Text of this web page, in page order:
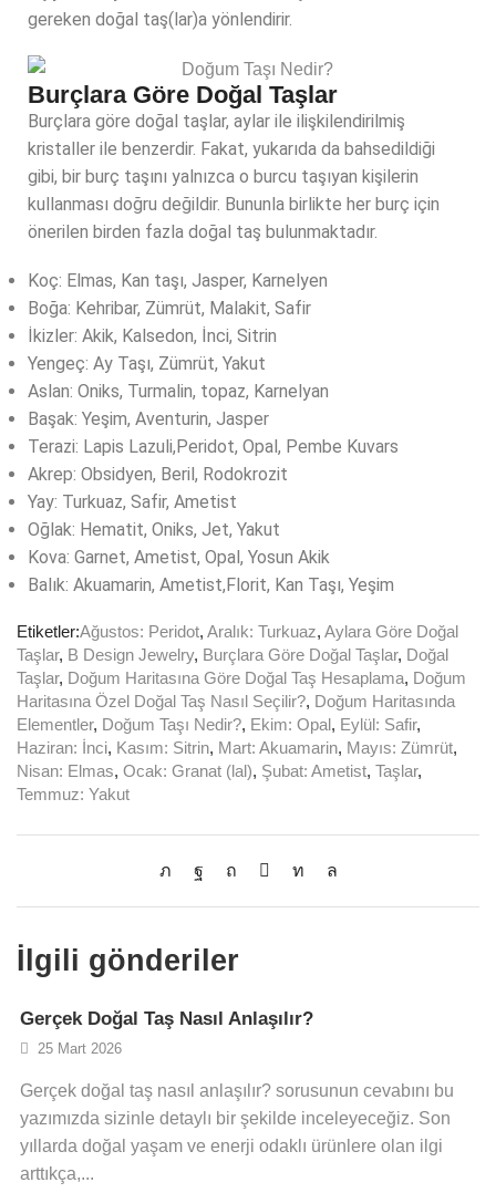
gereken doğal taş(lar)a yönlendirir.
Burçlara Göre Doğal Taşlar
Burçlara göre doğal taşlar, aylar ile ilişkilendirilmiş
kristaller ile benzerdir. Fakat, yukarıda da bahsedildiği
gibi, bir burç taşını yalnızca o burcu taşıyan kişilerin
kullanması doğru değildir. Bununla birlikte her burç için
önerilen birden fazla doğal taş bulunmaktadır.
Koç: Elmas, Kan taşı, Jasper, Karnelyen
Boğa: Kehribar, Zümrüt, Malakit, Safir
İkizler: Akik, Kalsedon, İnci, Sitrin
Yengeç: Ay Taşı, Zümrüt, Yakut
Aslan: Oniks, Turmalin, topaz, Karnelyan
Başak: Yeşim, Aventurin, Jasper
Terazi: Lapis Lazuli,Peridot, Opal, Pembe Kuvars
Akrep: Obsidyen, Beril, Rodokrozit
Yay: Turkuaz, Safir, Ametist
Oğlak: Hematit, Oniks, Jet, Yakut
Kova: Garnet, Ametist, Opal, Yosun Akik
Balık: Akuamarin, Ametist,Florit, Kan Taşı, Yeşim
Etiketler:Ağustos: Peridot, Aralık: Turkuaz, Aylara Göre Doğal
Taşlar, B Design Jewelry, Burçlara Göre Doğal Taşlar, Doğal
Taşlar, Doğum Haritasına Göre Doğal Taş Hesaplama, Doğum
Haritasına Özel Doğal Taş Nasıl Seçilir?, Doğum Haritasında
Elementler, Doğum Taşı Nedir?, Ekim: Opal , Eylül: Safir,
Haziran: İnci, Kasım: Sitrin, Mart: Akuamarin, Mayıs: Zümrüt,
Nisan: Elmas, Ocak: Granat (lal), Şubat: Ametist, Taşlar,
Temmuz: Yakut
İlgili gönderiler
Gerçek Doğal Taş Nasıl Anlaşılır?
25 Mart 2026
Gerçek doğal taş nasıl anlaşılır? sorusunun cevabını bu
yazımızda sizinle detaylı bir şekilde inceleyeceğiz. Son
yıllarda doğal yaşam ve enerji odaklı ürünlere olan ilgi
arttıkça,...